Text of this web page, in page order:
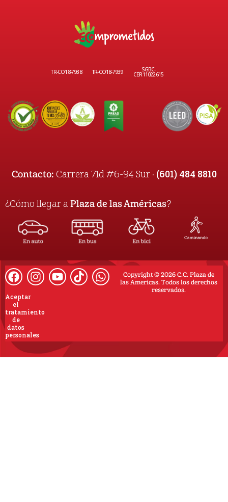
TR-CO18-7938 TR-CO18-7939 SGBC-
CER11022615
Contacto: Carrera 71d #6-94 Sur · (601) 484 8810
¿Cómo llegar a Plaza de las Américas?
Copyright © 2026 C.C. Plaza de
las Americas. Todos los derechos
reservados.
Aceptar
el
tratamiento
de
datos
personales